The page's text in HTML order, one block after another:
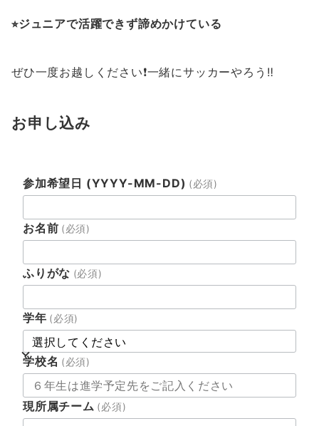
⭐︎ジュニアで活躍できず諦めかけている
ぜひ一度お越しください❗️一緒にサッカーやろう‼️
お申し込み
参加希望日 (YYYY-MM-DD) (必須)
お名前 (必須)
ふりがな (必須)
学年 (必須)
学校名 (必須)
現所属チーム (必須)